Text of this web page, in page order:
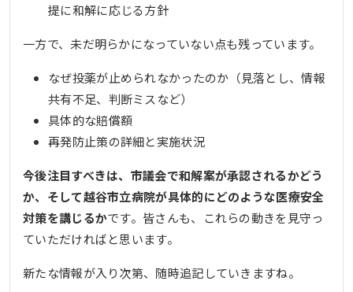
提に和解に応じる方針
一方で、未だ明らかになっていない点も残っています。
なぜ投薬が止められなかったのか（見落とし、情報
共有不足、判断ミスなど）
具体的な賠償額
再発防止策の詳細と実施状況
今後注目すべきは、市議会で和解案が承認されるかどう
か、そして越谷市立病院が具体的にどのような医療安全
対策を講じるかです。皆さんも、これらの動きを見守っ
ていただければと思います。
新たな情報が入り次第、随時追記していきますね。